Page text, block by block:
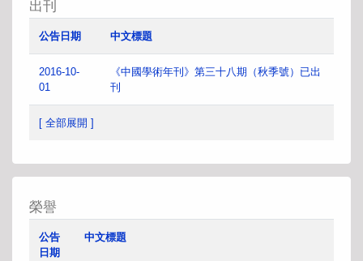
出刊
公告日期 中文標題
2016-10-
01
《中國學術年刊》第三十八期（秋季號）已出
刊
[ 全部展開 ]
榮譽
公告
日期
中文標題